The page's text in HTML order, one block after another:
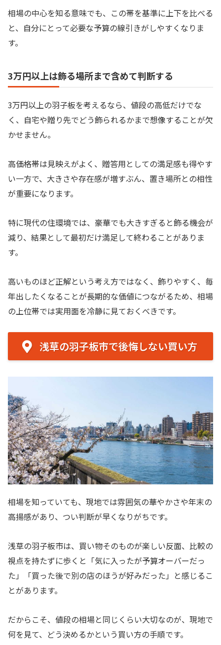
相場の中心を知る意味でも、この帯を基準に上下を比べる
と、自分にとって必要な予算の線引きがしやすくなりま
す。
3万円以上は飾る場所まで含めて判断する
3万円以上の羽子板を考えるなら、値段の高低だけでな
く、自宅や贈り先でどう飾られるかまで想像することが欠
かせません。
高価格帯は見映えがよく、贈答用としての満足感も得やす
い一方で、大きさや存在感が増すぶん、置き場所との相性
が重要になります。
特に現代の住環境では、豪華でも大きすぎると飾る機会が
減り、結果として最初だけ満足して終わることがありま
す。
高いものほど正解という考え方ではなく、飾りやすく、毎
年出したくなることが長期的な価値につながるため、相場
の上位帯では実用面を冷静に見ておくべきです。
浅草の羽子板市で後悔しない買い方
相場を知っていても、現地では雰囲気の華やかさや年末の
高揚感があり、つい判断が早くなりがちです。
浅草の羽子板市は、買い物そのものが楽しい反面、比較の
視点を持たずに歩くと「気に入ったが予算オーバーだっ
た」「買った後で別の店のほうが好みだった」と感じるこ
とがあります。
だからこそ、値段の相場と同じくらい大切なのが、現地で
何を見て、どう決めるかという買い方の手順です。